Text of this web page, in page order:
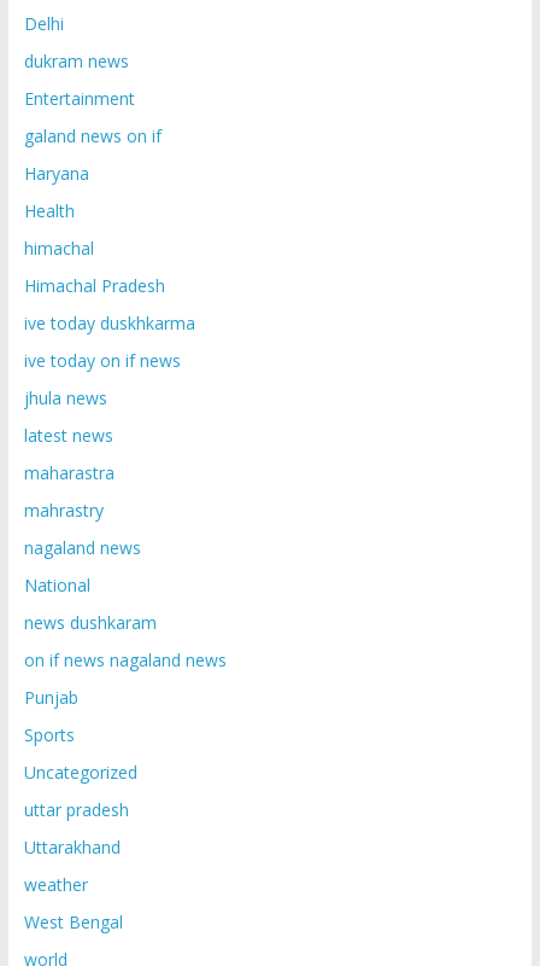
Delhi
dukram news
Entertainment
galand news on if
Haryana
Health
himachal
Himachal Pradesh
ive today duskhkarma
ive today on if news
jhula news
latest news
maharastra
mahrastry
nagaland news
National
news dushkaram
on if news nagaland news
Punjab
Sports
Uncategorized
uttar pradesh
Uttarakhand
weather
West Bengal
world